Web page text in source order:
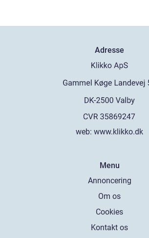
Adresse
web: www.klikko.dk
Menu
Annoncering
Om os
Cookies
Kontakt os